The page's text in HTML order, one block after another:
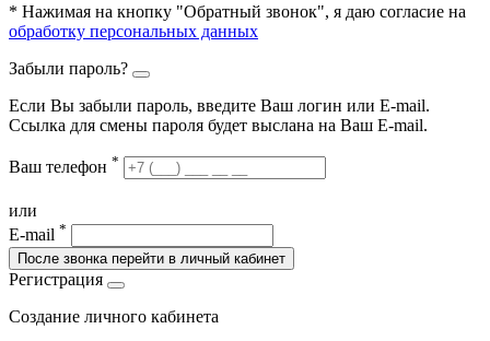
* Нажимая на кнопку "Обратный звонок", я даю согласие на
обработку персональных данных
Забыли пароль?
Если Вы забыли пароль, введите Ваш логин или Е-mail.
Ссылка для смены пароля будет выслана на Ваш E-mail.
Ваш телефон *
или
E-mail *
После звонка перейти в личный кабинет
Регистрация
Создание личного кабинета